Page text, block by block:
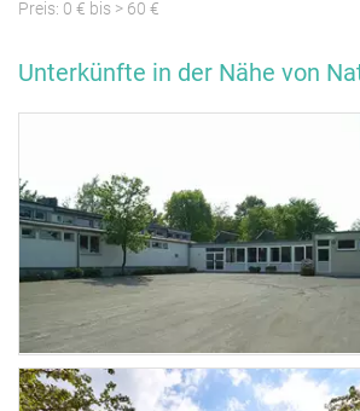
Preis: 0 € bis > 60 €
Unterkünfte in der Nähe von